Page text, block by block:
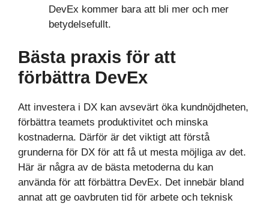
DevEx kommer bara att bli mer och mer
betydelsefullt.
Bästa praxis för att
förbättra DevEx
Att investera i DX kan avsevärt öka kundnöjdheten,
förbättra teamets produktivitet och minska
kostnaderna. Därför är det viktigt att förstå
grunderna för DX för att få ut mesta möjliga av det.
Här är några av de bästa metoderna du kan
använda för att förbättra DevEx. Det innebär bland
annat att ge oavbruten tid för arbete och teknisk